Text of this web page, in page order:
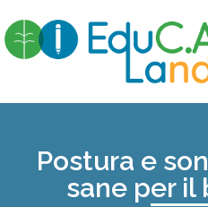
Postura e
sane per il